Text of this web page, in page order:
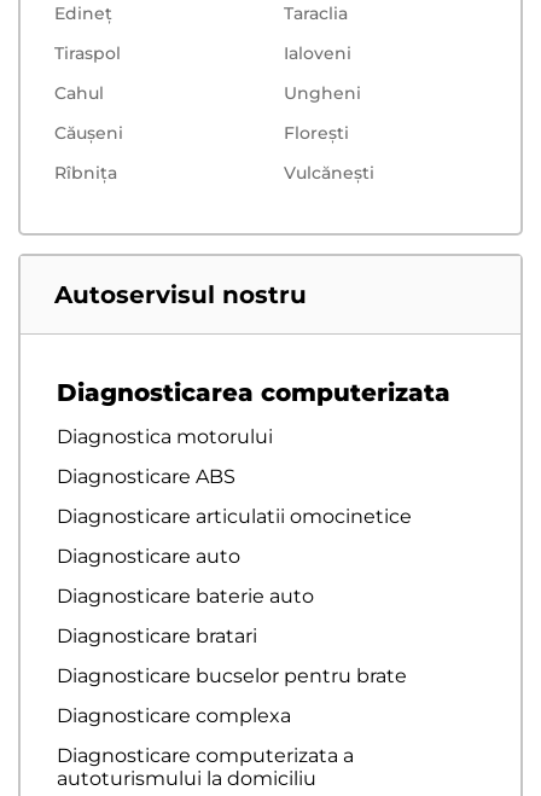
Edineț
Taraclia
Tiraspol
Ialoveni
Cahul
Ungheni
Căușeni
Floreşti
Rîbnița
Vulcăneşti
Autoservisul nostru
Diagnosticarea computerizata
Diagnostica motorului
Diagnosticare ABS
Diagnosticare articulatii omocinetice
Diagnosticare auto
Diagnosticare baterie auto
Diagnosticare bratari
Diagnosticare bucselor pentru brate
Diagnosticare complexa
Diagnosticare computerizata a
autoturismului la domiciliu